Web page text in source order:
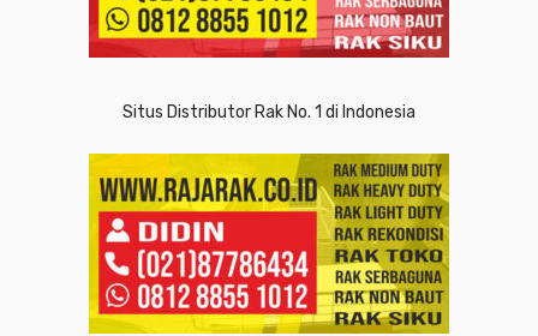
Situs Distributor Rak No. 1 di Indonesia